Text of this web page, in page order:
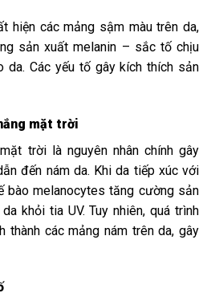
hiện các mảng sậm màu trên da,
sản xuất melanin – sắc tố chịu
da. Các yếu tố gây kích thích sản
mặt trời
trời là nguyên nhân chính gây
đến nám da. Khi da tiếp xúc với
bào melanocytes tăng cường sản
khỏi tia UV. Tuy nhiên, quá trình
thành các mảng nám trên da, gây